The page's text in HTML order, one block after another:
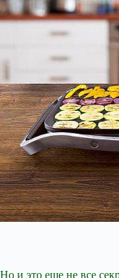
Но и это еще не все